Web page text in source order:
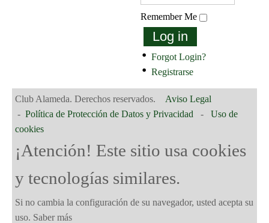
Remember Me
Log in
Forgot Login?
Registrarse
Club Alameda. Derechos reservados. Aviso Legal
- Política de Protección de Datos y Privacidad - Uso de
cookies
¡Atención! Este sitio usa cookies
y tecnologías similares.
Si no cambia la configuración de su navegador, usted acepta su
uso. Saber más